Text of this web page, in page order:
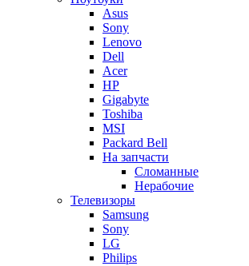
Asus
Sony
Lenovo
Dell
Acer
HP
Gigabyte
Toshiba
MSI
Packard Bell
На запчасти
Сломанные
Нерабочие
Телевизоры
Samsung
Sony
LG
Philips